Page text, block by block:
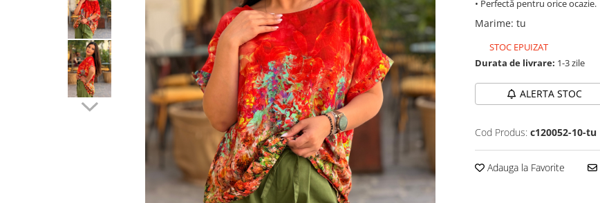
Costume de baie
• Perfectă pentru orice ocazie.
Marime: tu
STOC EPUIZAT
Durata de livrare: 1-3 zile
ALERTA STOC
Cod Produs: c120052-10-tu
Adauga la Favorite